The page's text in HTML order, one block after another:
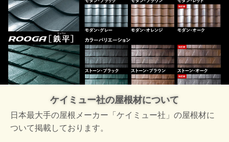
ケイミュー社の屋根材について
日本最大手の屋根メーカー「ケイミュー社」の屋根材に
ついて掲載しております。